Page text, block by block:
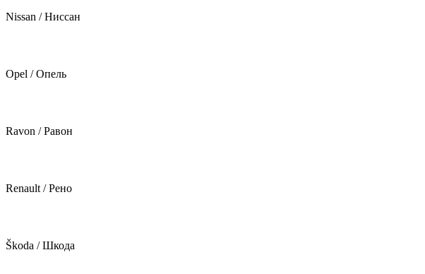
Nissan / Ниссан
Opel / Опель
Ravon / Равон
Renault / Рено
Škoda / Шкода